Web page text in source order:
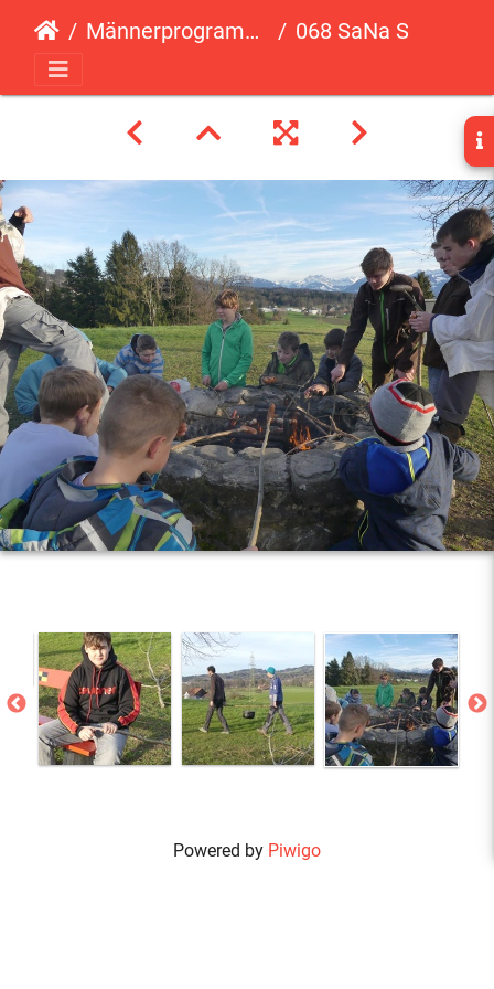
Männerprogramm Seilbrücke (06.02.2016) 068 SaNa Seilbruecke
Powered by Piwigo